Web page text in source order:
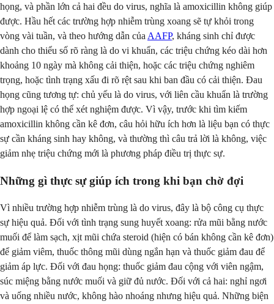
họng, và phần lớn cả hai đều do virus, nghĩa là amoxicillin không giúp
được. Hầu hết các trường hợp nhiễm trùng xoang sẽ tự khỏi trong
vòng vài tuần, và theo hướng dẫn của AAFP, kháng sinh chỉ được
dành cho thiểu số rõ ràng là do vi khuẩn, các triệu chứng kéo dài hơn
khoảng 10 ngày mà không cải thiện, hoặc các triệu chứng nghiêm
trọng, hoặc tình trạng xấu đi rõ rệt sau khi ban đầu có cải thiện. Đau
họng cũng tương tự: chủ yếu là do virus, với liên cầu khuẩn là trường
hợp ngoại lệ có thể xét nghiệm được. Vì vậy, trước khi tìm kiếm
amoxicillin không cần kê đơn, câu hỏi hữu ích hơn là liệu bạn có thực
sự cần kháng sinh hay không, và thường thì câu trả lời là không, việc
giảm nhẹ triệu chứng mới là phương pháp điều trị thực sự.
Những gì thực sự giúp ích trong khi bạn chờ đợi
Vì nhiều trường hợp nhiễm trùng là do virus, đây là bộ công cụ thực
sự hiệu quả. Đối với tình trạng sung huyết xoang: rửa mũi bằng nước
muối để làm sạch, xịt mũi chứa steroid (hiện có bán không cần kê đơn)
để giảm viêm, thuốc thông mũi dùng ngắn hạn và thuốc giảm đau để
giảm áp lực. Đối với đau họng: thuốc giảm đau cộng với viên ngậm,
súc miệng bằng nước muối và giữ đủ nước. Đối với cả hai: nghỉ ngơi
và uống nhiều nước, không hào nhoáng nhưng hiệu quả. Những biện